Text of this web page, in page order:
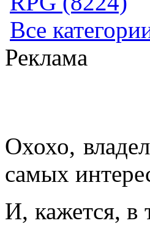
Все
Реклама
Охохо,
самых
И, кажется, в